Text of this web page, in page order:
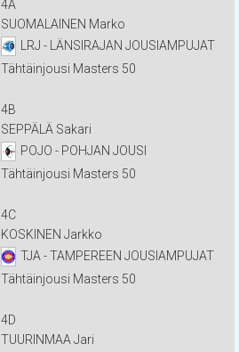
4A
SUOMALAINEN Marko
LRJ - LÄNSIRAJAN JOUSIAMPUJAT
Tähtäinjousi Masters 50
4B
SEPPÄLÄ Sakari
POJO - POHJAN JOUSI
Tähtäinjousi Masters 50
4C
KOSKINEN Jarkko
TJA - TAMPEREEN JOUSIAMPUJAT
Tähtäinjousi Masters 50
4D
TUURINMAA Jari